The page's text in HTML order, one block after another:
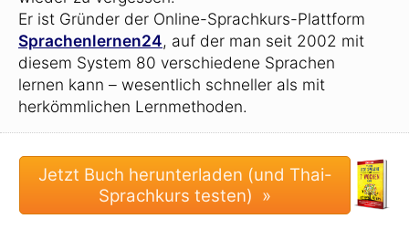
Er ist Gründer der Online-Sprachkurs-Plattform
Sprachenlernen24, auf der man seit 2002 mit
diesem System 80 verschiedene Sprachen
lernen kann – wesentlich schneller als mit
herkömmlichen Lernmethoden.